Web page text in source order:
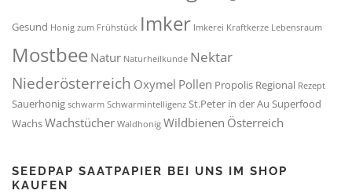
Gesund Honig zum Frühstück Imker Imkerei Kraftkerze Lebensraum
MostbeeNatur Naturheilkunde Nektar
Niederösterreich Oxymel Pollen Propolis Regional Rezept
Sauerhonig schwarm Schwarmintelligenz St.Peter in der Au Superfood
WachsWachstücher Waldhonig Wildbienen Österreich
SEEDPAP SAATPAPIER BEI UNS IM SHOP
KAUFEN